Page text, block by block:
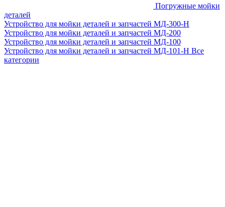
Погружные мойки
деталей
Устройство для мойки деталей и запчастей МД-300-H
Устройство для мойки деталей и запчастей МД-200
Устройство для мойки деталей и запчастей МД-100
Устройство для мойки деталей и запчастей МД-101-Н Все
категории